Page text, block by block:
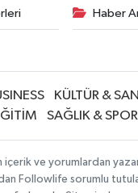
Haber
KÜLTÜR &
SAĞLIK & SPOR
içerik ve yorumlardan
Followlife sorumlu